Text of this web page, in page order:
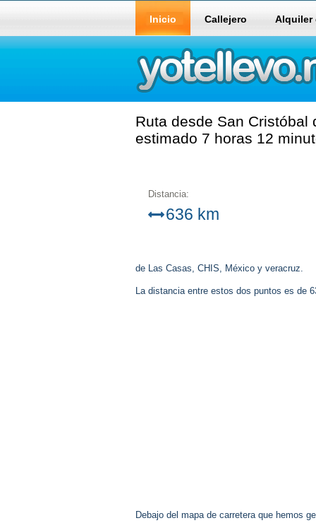
Inicio Callejero Alquiler
Ruta desde San Cristóbal
estimado 7 horas 12
Distancia:
636 km
de Las Casas, CHIS, México y veracruz.
La distancia entre estos dos puntos es de
Debajo del mapa de carretera que hemos